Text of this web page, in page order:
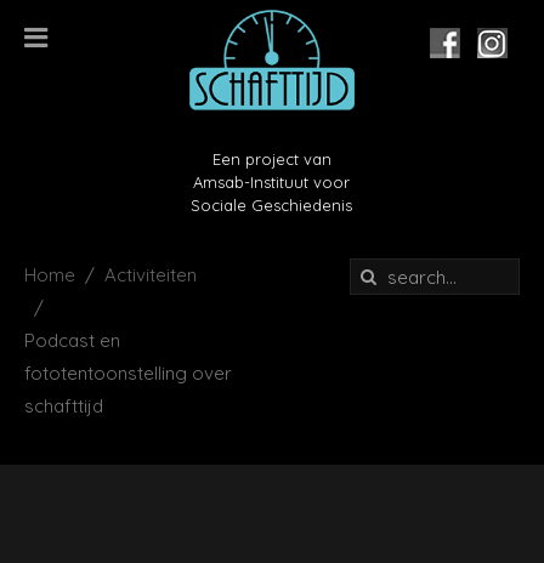
Een project van
Amsab-Instituut voor
Sociale Geschiedenis
Home Activiteiten
Podcast en
fototentoonstelling over
schafttijd